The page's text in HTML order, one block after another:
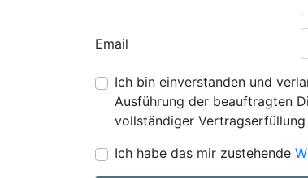
Email
Ich bin einverstanden und
Ausführung der beauftragten
vollständiger
Ich habe das mir zustehende